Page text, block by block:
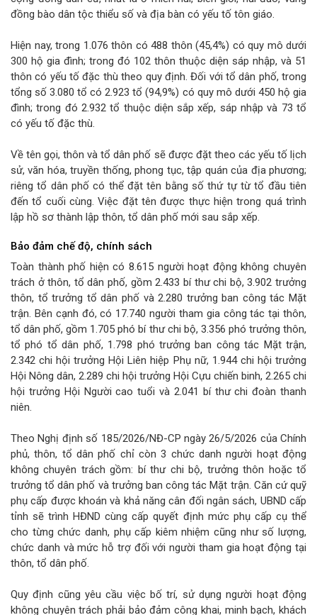
đồng bào dân tộc thiểu số và địa bàn có yếu tố tôn giáo.
Hiện nay, trong 1.076 thôn có 488 thôn (45,4%) có quy mô dưới
300 hộ gia đình; trong đó 102 thôn thuộc diện sáp nhập, và 51
thôn có yếu tố đặc thù theo quy định. Đối với tổ dân phố, trong
tổng số 3.080 tổ có 2.923 tổ (94,9%) có quy mô dưới 450 hộ gia
đình; trong đó 2.932 tổ thuộc diện sắp xếp, sáp nhập và 73 tổ
có yếu tố đặc thù.
Về tên gọi, thôn và tổ dân phố sẽ được đặt theo các yếu tố lịch
sử, văn hóa, truyền thống, phong tục, tập quán của địa phương;
riêng tổ dân phố có thể đặt tên bằng số thứ tự từ tổ đầu tiên
đến tổ cuối cùng. Việc đặt tên được thực hiện trong quá trình
lập hồ sơ thành lập thôn, tổ dân phố mới sau sắp xếp.
Bảo đảm chế độ, chính sách
Toàn thành phố hiện có 8.615 người hoạt động không chuyên
trách ở thôn, tổ dân phố, gồm 2.433 bí thư chi bộ, 3.902 trưởng
thôn, tổ trưởng tổ dân phố và 2.280 trưởng ban công tác Mặt
trận. Bên cạnh đó, có 17.740 người tham gia công tác tại thôn,
tổ dân phố, gồm 1.705 phó bí thư chi bộ, 3.356 phó trưởng thôn,
tổ phó tổ dân phố, 1.798 phó trưởng ban công tác Mặt trận,
2.342 chi hội trưởng Hội Liên hiệp Phụ nữ, 1.944 chi hội trưởng
Hội Nông dân, 2.289 chi hội trưởng Hội Cựu chiến binh, 2.265 chi
hội trưởng Hội Người cao tuổi và 2.041 bí thư chi đoàn thanh
niên.
Theo Nghị định số 185/2026/NĐ-CP ngày 26/5/2026 của Chính
phủ, thôn, tổ dân phố chỉ còn 3 chức danh người hoạt động
không chuyên trách gồm: bí thư chi bộ, trưởng thôn hoặc tổ
trưởng tổ dân phố và trưởng ban công tác Mặt trận. Căn cứ quỹ
phụ cấp được khoán và khả năng cân đối ngân sách, UBND cấp
tỉnh sẽ trình HĐND cùng cấp quyết định mức phụ cấp cụ thể
cho từng chức danh, phụ cấp kiêm nhiệm cũng như số lượng,
chức danh và mức hỗ trợ đối với người tham gia hoạt động tại
thôn, tổ dân phố.
Quy định cũng yêu cầu việc bố trí, sử dụng người hoạt động
không chuyên trách phải bảo đảm công khai, minh bạch, khách